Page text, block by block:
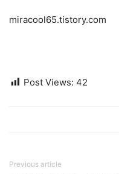
miracool65.tistory.com
Post Views: 42
Previous article